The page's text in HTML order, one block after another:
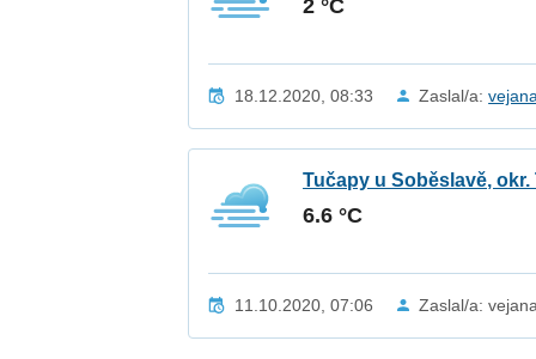
2 °C
18.12.2020, 08:33 Zaslal/a:vejana
Tučapy u Soběslavě, okr.
6.6 °C
11.10.2020, 07:06 Zaslal/a: vejana